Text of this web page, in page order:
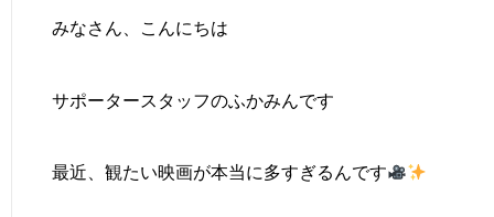
みなさん、こんにちは
サポータースタッフのふかみんです
最近、観たい映画が本当に多すぎるんです